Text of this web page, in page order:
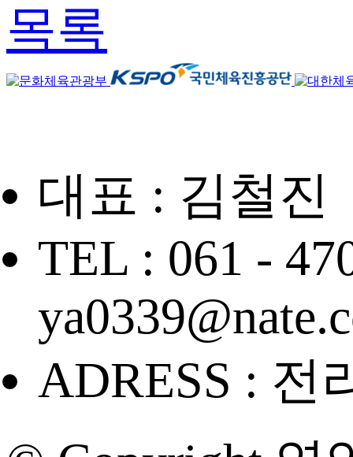
목록
대표 : 김철진
TEL : 061 -
ADRESS : 전